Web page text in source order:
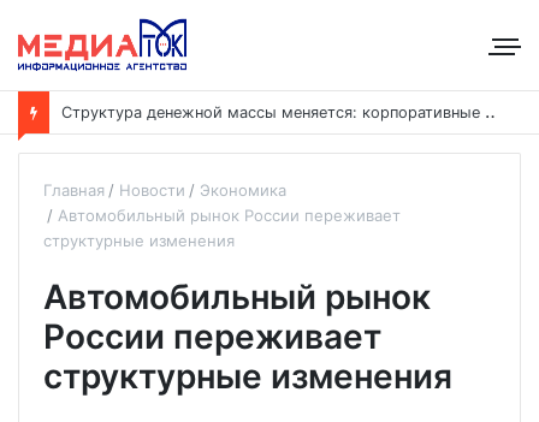
С
труктура денежной массы меняется: корпоративные депозиты обогнали вклады населения
Главная Новости
Экономика
Автомобильный рынок России переживает
структурные изменения
Автомобильный рынок
России переживает
структурные изменения